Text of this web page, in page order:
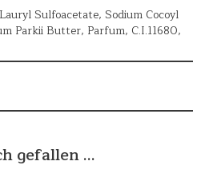
Sulfoacetate, Sodium Cocoyl
Parkii Butter, Parfum, C.I.11680,
gefallen …